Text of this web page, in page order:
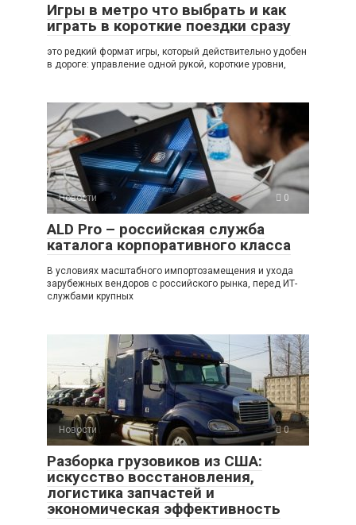
Игры в метро что выбрать и как
играть в короткие поездки сразу
это редкий формат игры, который действительно удобен
в дороге: управление одной рукой, короткие уровни,
Новости 0
ALD Pro – российская служба
каталога корпоративного класса
В условиях масштабного импортозамещения и ухода
зарубежных вендоров с российского рынка, перед ИТ-
службами крупных
Новости 0
Разборка грузовиков из США:
искусство восстановления,
логистика запчастей и
экономическая эффективность